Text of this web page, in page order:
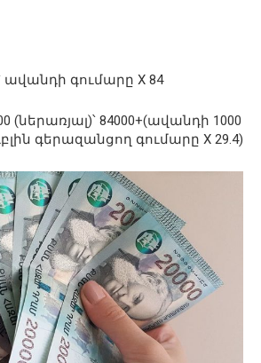
ավանդի գումարը X 84
(ներառյալ)՝ 84000+(ավանդի 1000
գերազանցող գումարը X 29.4)